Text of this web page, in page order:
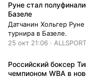
Руне стал
Базеле
Датчанин Хольгер
турнира в Базеле.
25 окт 21:06 ·
Российский боксер
чемпионом WBA в